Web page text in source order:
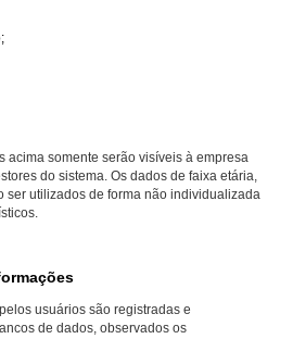
acima somente serão visíveis à empresa
do sistema. Os dados de faixa etária,
ser utilizados de forma não individualizada
usuários são registradas e
de dados, observados os